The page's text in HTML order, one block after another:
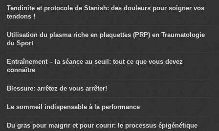
Tendinite et protocole de Stanish: des douleurs pour soigner vos
tendons !
Utilisation du plasma riche en plaquettes (PRP) en Traumatologie
du Sport
Entraînement – la séance au seuil: tout ce que vous devez
connaître
Blessure: arrêtez de vous arrêter!
Le sommeil indispensable à la performance
Du gras pour maigrir et pour courir: le processus épigénétique